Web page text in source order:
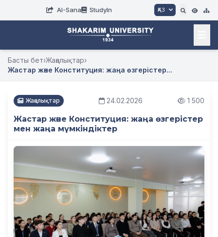
AI-Sana StudyIn ҚАЗ
Басты бет›Жаңалықтар›
Жастар және Конституция: жаңа өзгерістер...
Жаңалықтар 24.02.2026 1 500
Жастар және Конституция: жаңа өзгерістер
мен жаңа мүмкіндіктер